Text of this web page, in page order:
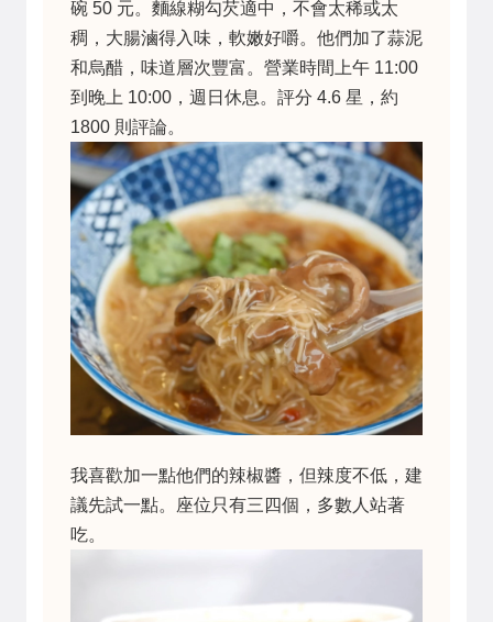
碗 50 元。麵線糊勾芡適中，不會太稀或太
稠，大腸滷得入味，軟嫩好嚼。他們加了蒜泥
和烏醋，味道層次豐富。營業時間上午 11:00
到晚上 10:00，週日休息。評分 4.6 星，約
1800 則評論。
我喜歡加一點他們的辣椒醬，但辣度不低，建
議先試一點。座位只有三四個，多數人站著
吃。